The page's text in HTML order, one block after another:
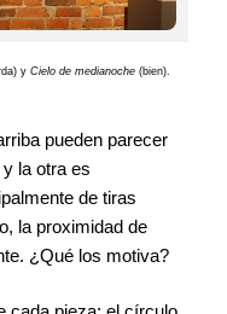
y Cielo de medianoche (bien).
pueden parecer
la otra es
de tiras
la proximidad de
¿Qué los motiva?